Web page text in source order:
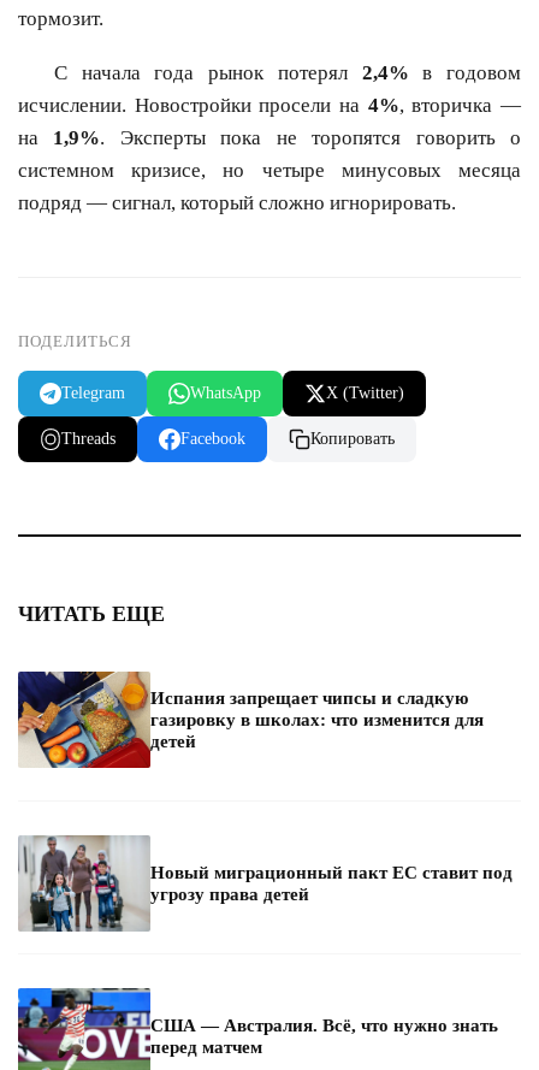
тормозит.
С начала года рынок потерял 2,4% в годовом
исчислении. Новостройки просели на 4%, вторичка —
на 1,9%. Эксперты пока не торопятся говорить о
системном кризисе, но четыре минусовых месяца
подряд — сигнал, который сложно игнорировать.
ПОДЕЛИТЬСЯ
Telegram WhatsApp X (Twitter)
Threads Facebook Копировать
ЧИТАТЬ ЕЩЕ
Испания запрещает чипсы и сладкую
газировку в школах: что изменится для
детей
Новый миграционный пакт ЕС ставит под
угрозу права детей
США — Австралия. Всё, что нужно знать
перед матчем